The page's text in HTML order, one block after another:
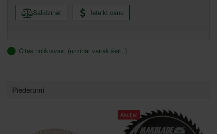
Salīdzināt Ieteikt cenu
Citas noliktavas, (uzzināt vairāk šeit, )
Piederumi
Akcija!